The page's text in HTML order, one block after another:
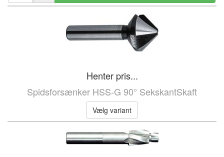
Henter pris...
Spidsforsænker HSS-G 90° SekskantSkaft
Vælg variant